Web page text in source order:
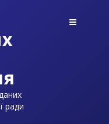
ради